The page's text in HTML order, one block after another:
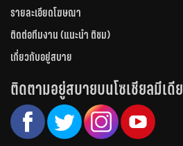
รายละเอียดโฆษณา
ติดต่อทีมงาน (แนะนำ ติชม)
เกี่ยวกับอยู่สบาย
ติดตามอยู่สบายบนโซเชียลมีเดีย